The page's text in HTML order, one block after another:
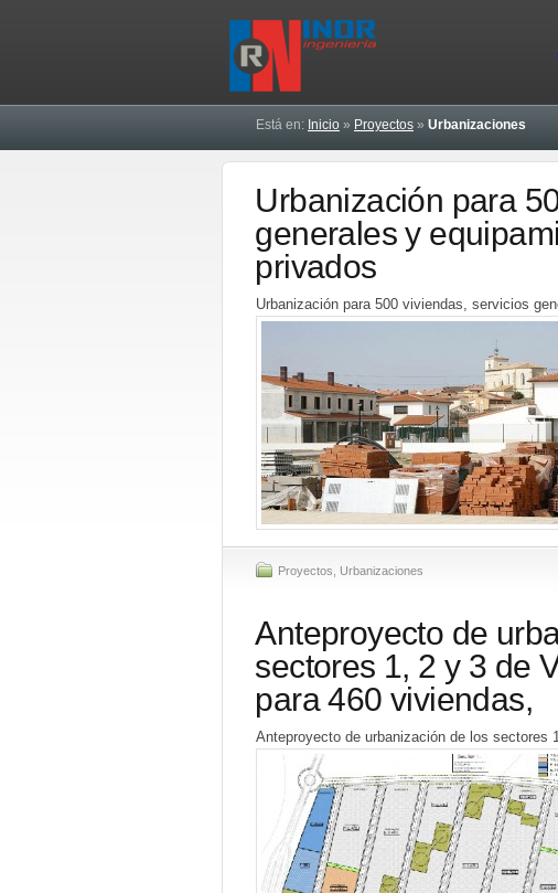
Está en: Inicio » Proyectos » Urbanizaciones
Urbanización para
generales y
privados
Urbanización para 500 viviendas, servicios
Proyectos Urbanizaciones
Anteproyecto de
sectores 1, 2 y 3 de
para 460 viviendas,
Anteproyecto de urbanización de los sectores